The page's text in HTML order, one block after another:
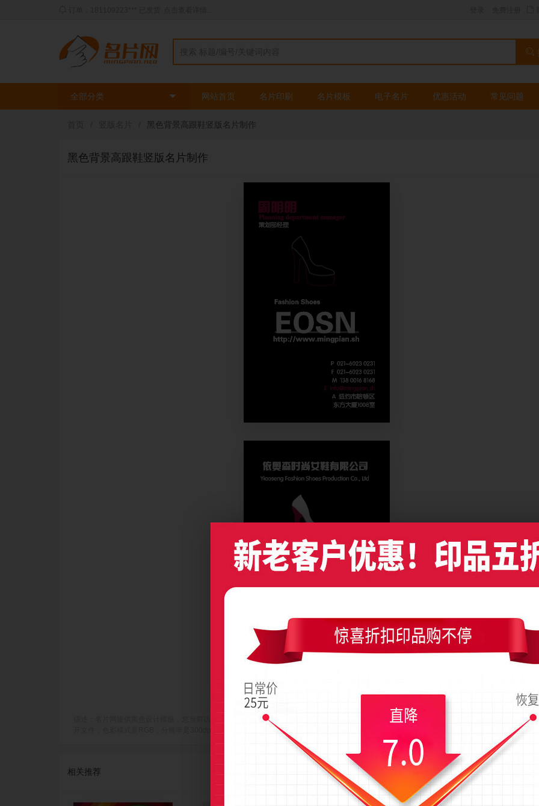
全部分类 网站首页 名片印刷 名片模板 电子名片 优惠活动 常见问题
黑色背景高跟鞋竖版名片制作
黑色背景高跟鞋竖版名片制作
描述：名片网提供黑色设计模板，您当前访问作品主题是黑色背景高跟鞋竖版名片制作，编号是6312，文件格式PDF，请使用Illustrator CC及以上
开文件，色彩模式是RGB，分辨率是300dpi(像素/英寸)，成品尺寸是54x90毫米；上传时间为2017-11-28 11:00 星期二
相关推荐